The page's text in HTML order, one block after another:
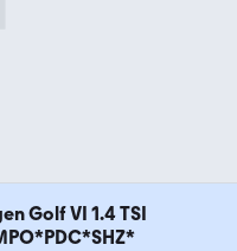
Golf VI 1.4 TSI